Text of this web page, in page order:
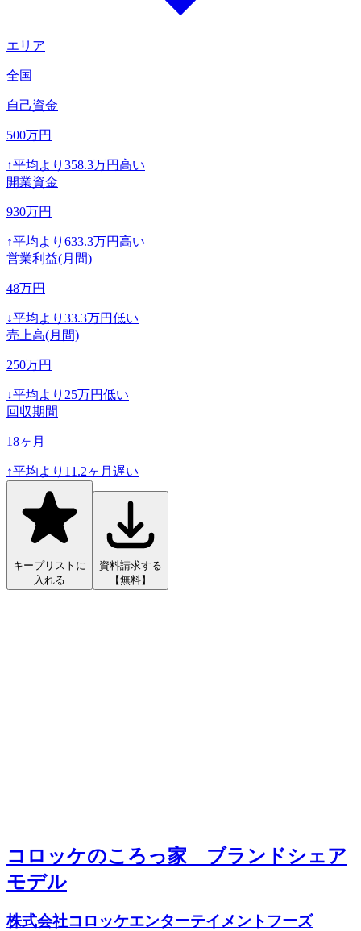
エリア
全国
自己資金
500万円
↑平均より 358.3万円高い
開業資金
930万円
↑平均より 633.3万円高い
営業利益(月間)
48万円
↓平均より 33.3万円低い
売上高(月間)
250万円
↓平均より 25万円低い
回収期間
18ヶ月
↑平均より 11.2ヶ月遅い
キープリストに
入れる
資料請求する
【無料】
コロッケのころっ家 ブランドシェア
モデル
株式会社コロッケエンターテイメントフーズ